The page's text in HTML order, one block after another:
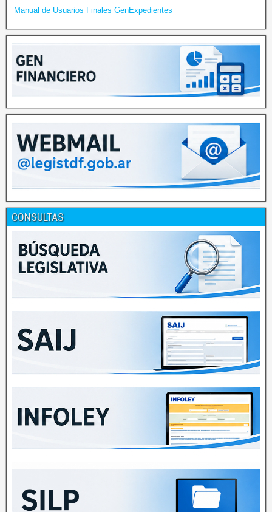
Manual de Usuarios Finales GenExpedientes
CONSULTAS